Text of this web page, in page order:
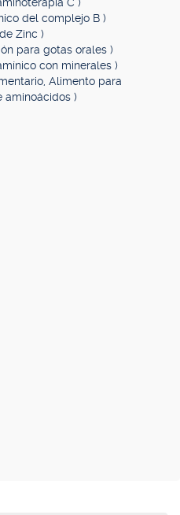
del complejo B )
Zinc )
para gotas orales )
con minerales )
Alimento para
aminoácidos )